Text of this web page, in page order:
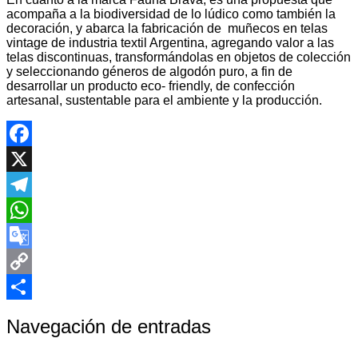
acompaña a la biodiversidad de lo lúdico como también la
decoración, y abarca la fabricación de muñecos en telas
vintage de industria textil Argentina, agregando valor a las
telas discontinuas, transformándolas en objetos de colección
y seleccionando géneros de algodón puro, a fin de
desarrollar un producto eco- friendly, de confección
artesanal, sustentable para el ambiente y la producción.
Facebook
X
Telegram
WhatsApp
Google
Translate
Copy
Navegación de entradas